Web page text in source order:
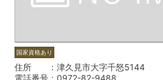
国家資格あり
住所
津久見市大字千怒5144
電話番号
0972-82-9488